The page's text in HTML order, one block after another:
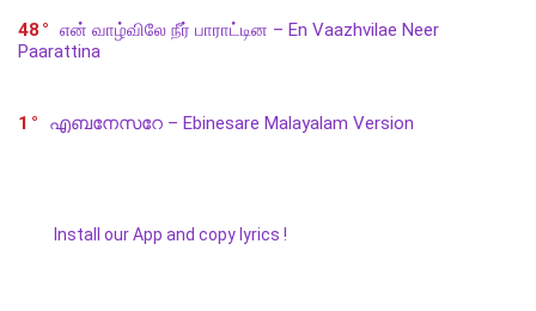
48
என் வாழ்விலே நீர் பாராட்டின – En Vaazhvilae Neer
Paarattina
1 എബനേസറേ – Ebinesare Malayalam Version
Install our App and copy lyrics !